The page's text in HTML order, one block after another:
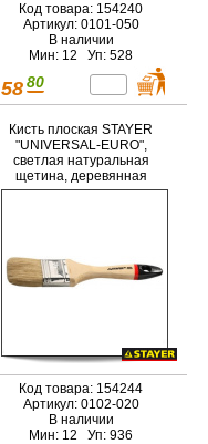
Код товара: 154240
Артикул: 0101-050
В наличии
Мин: 12 Уп: 528
58 80
Кисть плоская STAYER
"UNIVERSAL-EURO",
светлая натуральная
щетина, деревянная
ручка, 20мм
Код товара: 154244
Артикул: 0102-020
В наличии
Мин: 12 Уп: 936